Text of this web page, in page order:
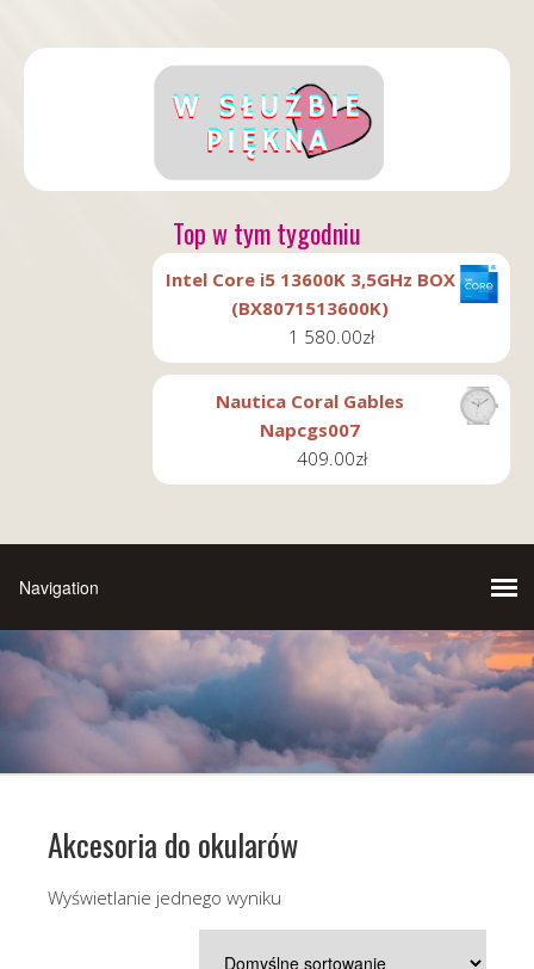
Top w tym tygodniu
Intel Core i5 13600K 3,5GHz BOX
(BX8071513600K)
1 580.00zł
Nautica Coral Gables
Napcgs007
409.00zł
Akcesoria do okularów
Wyświetlanie jednego wyniku